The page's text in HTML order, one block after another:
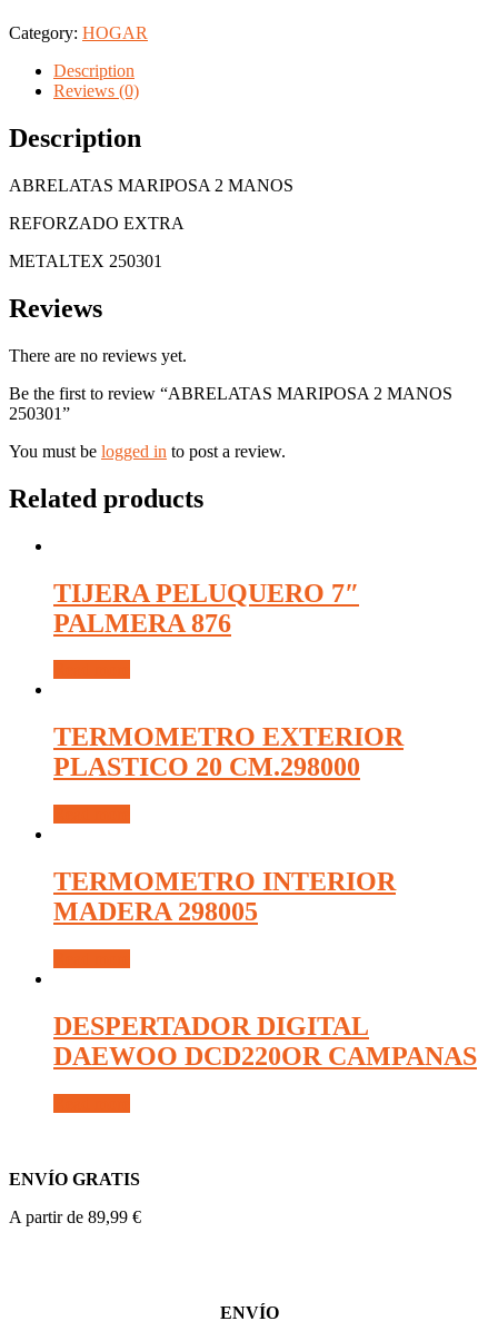
Category: HOGAR
Description
Reviews (0)
Description
ABRELATAS MARIPOSA 2 MANOS
REFORZADO EXTRA
METALTEX 250301
Reviews
There are no reviews yet.
Be the first to review “ABRELATAS MARIPOSA 2 MANOS
250301”
You must be logged in to post a review.
Related products
TIJERA PELUQUERO 7″
PALMERA 876
TERMOMETRO EXTERIOR
PLASTICO 20 CM.298000
TERMOMETRO INTERIOR
MADERA 298005
DESPERTADOR DIGITAL
DAEWOO DCD220OR CAMPANAS
ENVÍO GRATIS
A partir de 89,99 €
ENVÍO